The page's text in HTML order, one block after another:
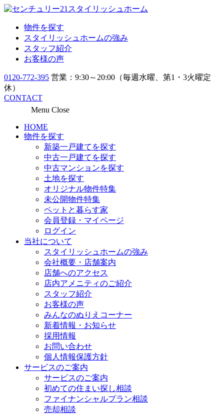
物件を探す
スタイリッシュホームの強み
スタッフ紹介
お客様の声
0120-772-395 営業：9:30～20:00（毎週水曜、第1・3火曜定
休）
CONTACT
Menu Close
HOME
物件を探す
新築一戸建てを探す
中古一戸建てを探す
中古マンションを探す
土地を探す
オリジナル物件特集
未公開物件特集
ペットと暮らす家
会員登録・マイページ
ログイン
当社について
スタイリッシュホームの強み
会社概要・店舗案内
店舗へのアクセス
店内アメニティのご紹介
スタッフ紹介
お客様の声
みんなのぬりえコーナー
新着情報・お知らせ
採用情報
お問い合わせ
個人情報保護方針
サービスのご案内
サービスのご案内
初めての住まい探し相談
ファイナンシャルプラン相談
売却相談